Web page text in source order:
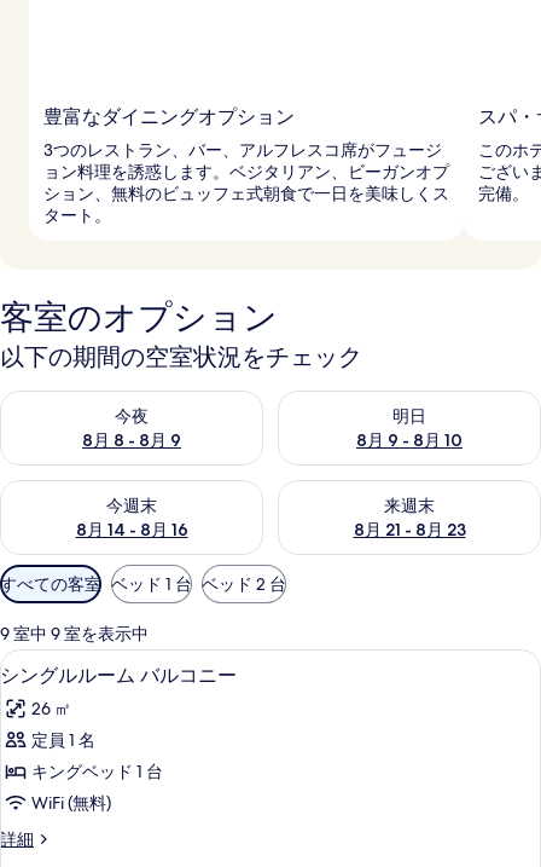
豊富なダイニングオプション
3つのレストラン、バー、アルフレスコ席がフュージ
ョン料理を誘惑します。ベジタリアン、ビーガンオプ
ション、無料のビュッフェ式朝食で一日を美味しくス
タート。
スパ
このホ
ござい
完備。
客室のオプション
以下の期間の空室状況をチェック
今夜
8月 8 - 8月 9
今夜 8月 8 - 8月 9 の空室状況をチェック
明日
8月 9 - 8月 10
明日 8月 9 - 8月 10 の空室状
今週末
8月 14 - 8月 16
今週末 8月 14 - 8月 16 の空室状況をチェック
来週末
8月 21 - 8月 23
来週末 8月 21 - 8月 23 の空室
利
用
可
能
な
客
室
の
り
込
すべての客室 ベッド 1 台 ベッド 2 台
9 室中 9 室を表示中
シ
ン
グ
ル
ル
ー
ム
ミニバー、アイロン / アイロン台、
2
シングルルーム バルコニー
26 ㎡
定員 1 名
キングベッド 1 台
WiFi (無料)
詳細
シ